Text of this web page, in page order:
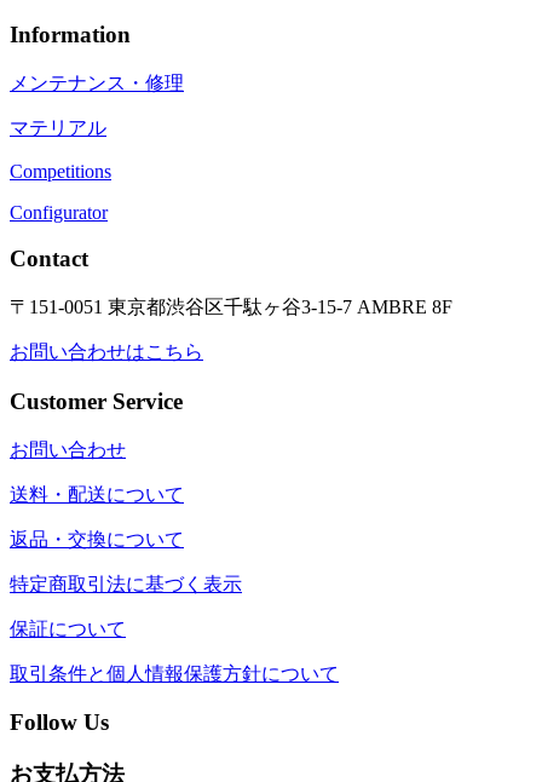
Information
メンテナンス・修理
マテリアル
Competitions
Configurator
Contact
〒151-0051 東京都渋谷区千駄ヶ谷3-15-7 AMBRE 8F
お問い合わせはこちら
Customer Service
お問い合わせ
送料・配送について
返品・交換について
特定商取引法に基づく表示
保証について
取引条件と個人情報保護方針について
Follow Us
お支払方法